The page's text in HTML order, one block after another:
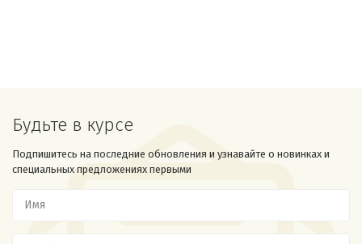
Будьте в курсе
Подпишитесь на последние обновления и узнавайте о новинках и
специальных предложениях первыми